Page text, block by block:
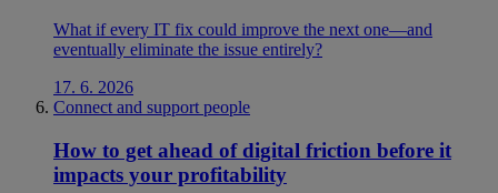
What if every IT fix could improve the next one—and
eventually eliminate the issue entirely?
17. 6. 2026
Connect and support people
How to get ahead of digital friction before it
impacts your profitability